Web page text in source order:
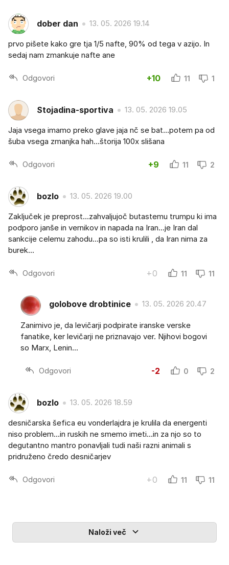
dober dan 13. 05. 2026 19.14
prvo pišete kako gre tja 1/5 nafte, 90% od tega v azijo. In
sedaj nam zmankuje nafte ane
Odgovori +10 11 1
Stojadina-sportiva 13. 05. 2026 19.05
Jaja vsega imamo preko glave jaja nč se bat...potem pa od
šuba vsega zmanjka hah...štorija 100x slišana
Odgovori +9 11 2
bozlo 13. 05. 2026 19.00
Zaključek je preprost...zahvaljujoč butastemu trumpu ki ima
podporo janše in vernikov in napada na Iran...je Iran dal
sankcije celemu zahodu...pa so isti krulili , da Iran nima za
burek...
Odgovori +0 11 11
golobove drobtinice 13. 05. 2026 20.47
Zanimivo je, da levičarji podpirate iranske verske
fanatike, ker levičarji ne priznavajo ver. Njihovi bogovi
so Marx, Lenin...
Odgovori -2 0 2
bozlo 13. 05. 2026 18.59
desničarska šefica eu vonderlajdra je krulila da energenti
niso problem...in ruskih ne smemo imeti...in za njo so to
degutantno mantro ponavljali tudi naši razni animali s
pridruženo čredo desničarjev
Odgovori +0 11 11
Naloži več